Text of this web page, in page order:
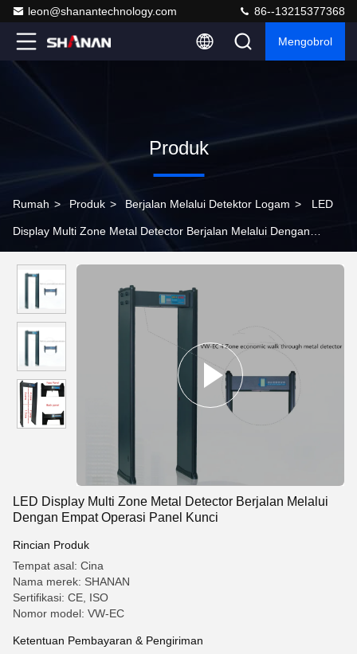
leon@shanantechnology.com 86--13215377368
Mengobrol
Produk
Rumah > Produk > Berjalan Melalui Detektor Logam > LED
Display Multi Zone Metal Detector Berjalan Melalui Dengan
LED Display Multi Zone Metal Detector Berjalan Melalui
Dengan Empat Operasi Panel Kunci
Rincian Produk
Tempat asal: Cina
Nama merek: SHANAN
Sertifikasi: CE, ISO
Nomor model: VW-EC
Ketentuan Pembayaran & Pengiriman